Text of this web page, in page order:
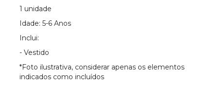
1 unidade
Idade: 5-6 Anos
Inclui:
- Vestido
*Foto ilustrativa, considerar apenas os elementos
indicados como incluídos